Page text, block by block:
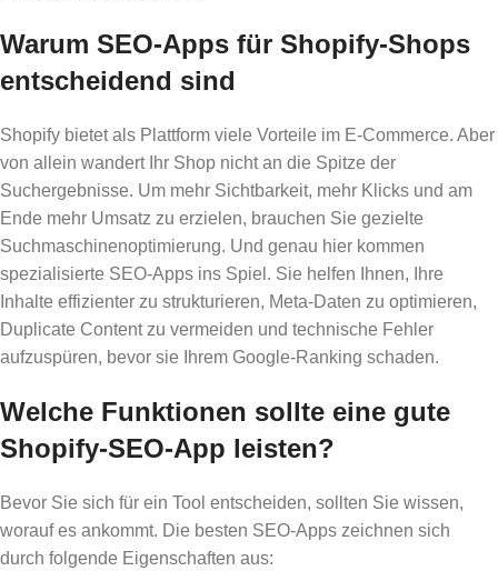
Warum SEO-Apps für Shopify-Shops
entscheidend sind
Shopify bietet als Plattform viele Vorteile im E-Commerce. Aber
von allein wandert Ihr Shop nicht an die Spitze der
Suchergebnisse. Um mehr Sichtbarkeit, mehr Klicks und am
Ende mehr Umsatz zu erzielen, brauchen Sie gezielte
Suchmaschinenoptimierung. Und genau hier kommen
spezialisierte SEO-Apps ins Spiel. Sie helfen Ihnen, Ihre
Inhalte effizienter zu strukturieren, Meta-Daten zu optimieren,
Duplicate Content zu vermeiden und technische Fehler
aufzuspüren, bevor sie Ihrem Google-Ranking schaden.
Welche Funktionen sollte eine gute
Shopify-SEO-App leisten?
Bevor Sie sich für ein Tool entscheiden, sollten Sie wissen,
worauf es ankommt. Die besten SEO-Apps zeichnen sich
durch folgende Eigenschaften aus: